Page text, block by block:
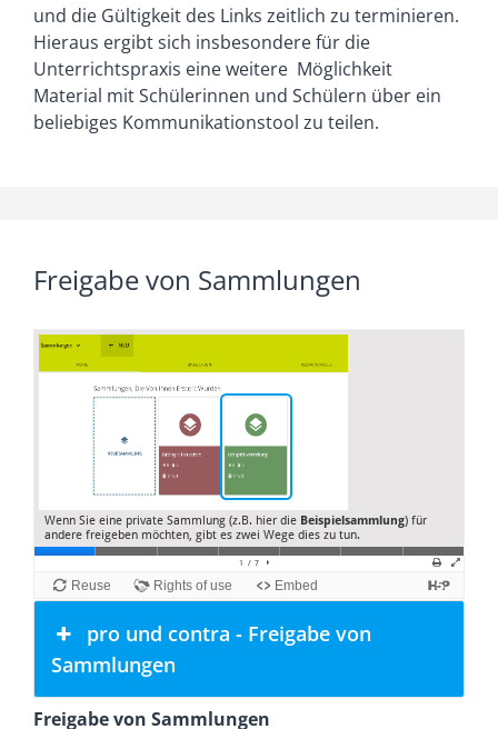
und die Gültigkeit des Links zeitlich zu terminieren.
Hieraus ergibt sich insbesondere für die
Unterrichtspraxis eine weitere Möglichkeit
Material mit Schülerinnen und Schülern über ein
beliebiges Kommunikationstool zu teilen.
Freigabe von Sammlungen
pro und contra - Freigabe von
Sammlungen
Freigabe von Sammlungen